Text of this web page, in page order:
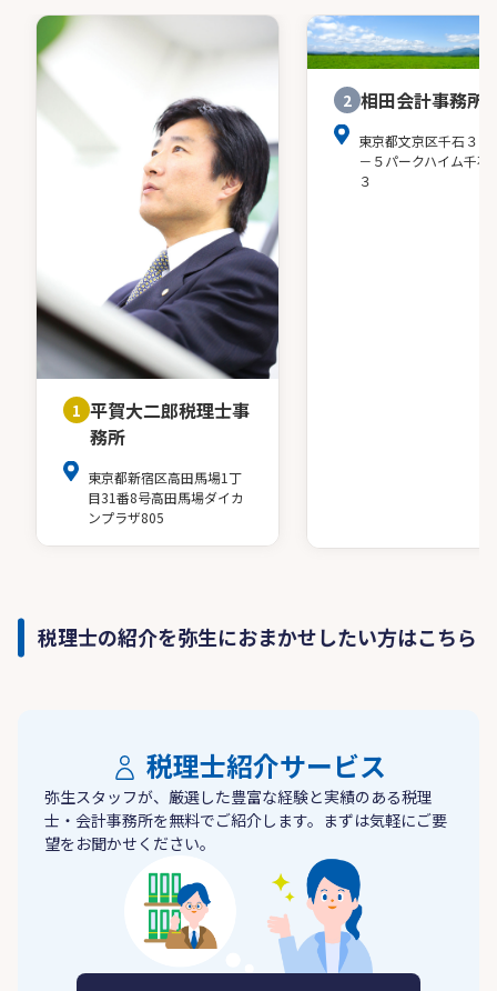
1 平賀大二郎税理士事
務所
東京都新宿区高田馬場1丁
目31番8号高田馬場ダイカ
ンプラザ805
2 相田会計事務所
東京都文京区千石３－
－５パークハイム千石
３
税理士の紹介を弥生におまかせしたい方はこちら
税理士紹介サービス
弥生スタッフが、厳選した豊富な経験と実績のある税理
士・会計事務所を無料でご紹介します。まずは気軽にご要
望をお聞かせください。